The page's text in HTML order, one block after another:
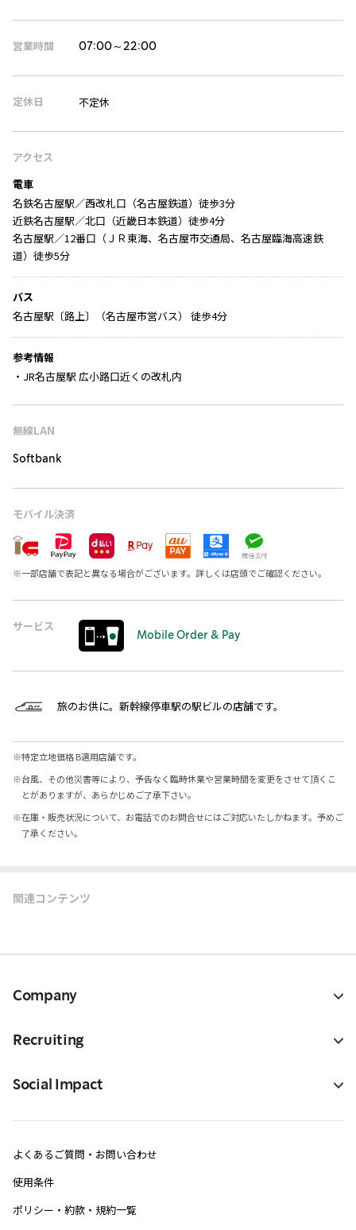
営業時間 07:00～22:00
定休日 不定休
アクセス
電車
名鉄名古屋駅／西改札口（名古屋鉄道）徒歩3分
近鉄名古屋駅／北口（近畿日本鉄道）徒歩4分
名古屋駅／12番口（ＪＲ東海、名古屋市交通局、名古屋臨海高速鉄
道）徒歩5分
バス
名古屋駅〔路上〕（名古屋市営バス） 徒歩4分
参考情報
・JR名古屋駅 広小路口近くの改札内
無線LAN
Softbank
モバイル決済
※一部店舗で表記と異なる場合がございます。詳しくは店頭でご確認ください。
サービス
Mobile Order & Pay
旅のお供に。新幹線停車駅の駅ビルの店舗です。
※特定立地価格 B適用店舗です。
※台風、その他災害等により、予告なく臨時休業や営業時間を変更をさせて頂くこ
とがありますが、あらかじめご了承下さい。
※在庫・販売状況について、お電話でのお問合せにはご対応いたしかねます。予めご
了承ください。
関連コンテンツ
Company
Recruiting
Social Impact
よくあるご質問・お問い合わせ
使用条件
ポリシー・約款・規約一覧